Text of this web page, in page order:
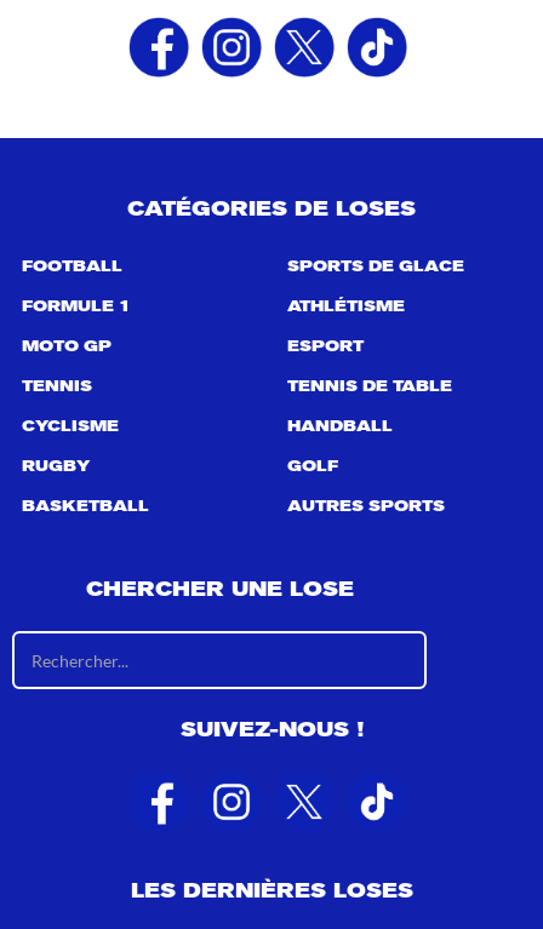
CATÉGORIES DE LOSES
FOOTBALL
FORMULE 1
MOTO GP
TENNIS
CYCLISME
RUGBY
BASKETBALL
SPORTS DE GLACE
ATHLÉTISME
ESPORT
TENNIS DE TABLE
HANDBALL
GOLF
AUTRES SPORTS
CHERCHER UNE LOSE
s
l
a
t
s
r
SUIVEZ-NOUS !
LES DERNIÈRES LOSES